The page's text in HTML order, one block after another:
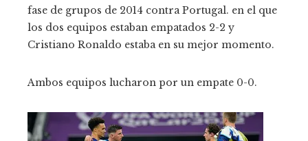
fase de grupos de 2014 contra Portugal. en el que
los dos equipos estaban empatados 2-2 y
Cristiano Ronaldo estaba en su mejor momento.
Ambos equipos lucharon por un empate 0-0.